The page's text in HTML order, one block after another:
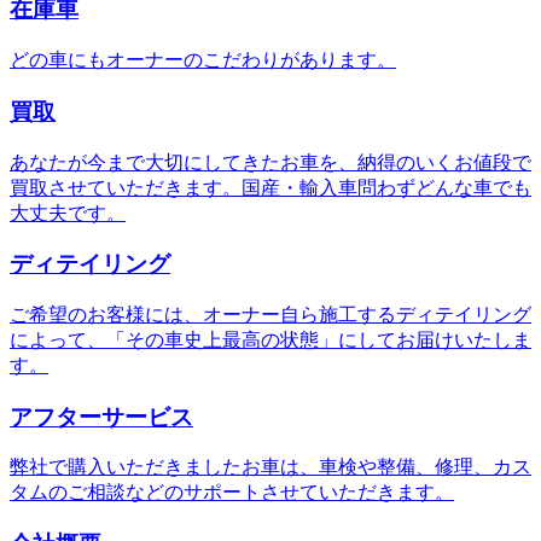
在庫車
どの車にもオーナーのこだわりがあります。
買取
あなたが今まで大切にしてきたお車を、納得のいくお値段で
買取させていただきます。国産・輸入車問わずどんな車でも
大丈夫です。
ディテイリング
ご希望のお客様には、オーナー自ら施工するディテイリング
によって、「その車史上最高の状態」にしてお届けいたしま
す。
アフターサービス
弊社で購入いただきましたお車は、車検や整備、修理、カス
タムのご相談などのサポートさせていただきます。